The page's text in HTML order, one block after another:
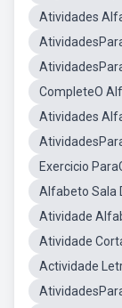
Atividades
CompleteO
Atividades
Exercicio
Alfabeto Sala
Atividade
Atividade
Actividade